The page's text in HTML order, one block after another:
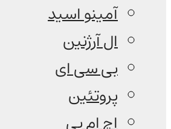
آمینو اسید
ال آرژنین
بی سی ای
پروتئین
اچ ام بی